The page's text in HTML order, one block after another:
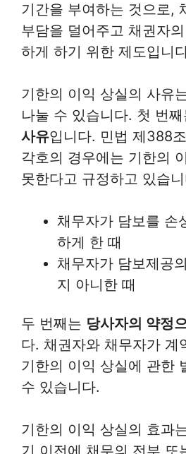
기간을 부여하는 것으로,
부담을 덜어주고 채권자
하게 하기 위한 제도입니
기한의 이익 상실의 사유
나눌 수 있습니다. 첫 번째
사유입니다. 민법 제388
각호의 경우에는 기한의
못한다고 규정하고 있습
채무자가 담보를 손
하게 한 때
채무자가 담보제공
지 아니한 때
두 번째는 당사자의 약정
다. 채권자와 채무자가 계
기한의 이익 상실에 관한
수 있습니다.
기한의 이익 상실의 효과
기 이전에 채무의 전부 또